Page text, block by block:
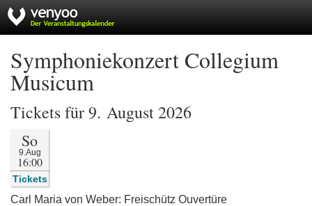
Symphoniekonzert Collegium
Musicum
Tickets für 9. August 2026
So
9.Aug
16:00
Tickets
Carl Maria von Weber: Freischütz Ouvertüre